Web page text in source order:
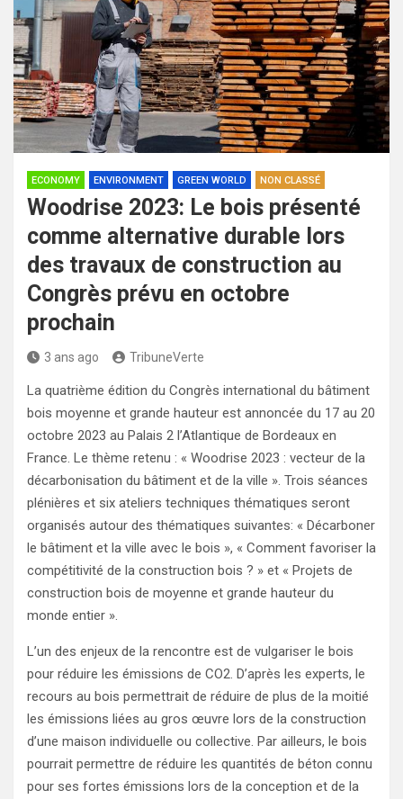
ECONOMY ENVIRONMENT GREEN WORLD NON CLASSÉ
Woodrise 2023: Le bois présenté
comme alternative durable lors
des travaux de construction au
Congrès prévu en octobre
prochain
3 ans ago TribuneVerte
La quatrième édition du Congrès international du bâtiment
bois moyenne et grande hauteur est annoncée du 17 au 20
octobre 2023 au Palais 2 l’Atlantique de Bordeaux en
France. Le thème retenu : « Woodrise 2023 : vecteur de la
décarbonisation du bâtiment et de la ville ». Trois séances
plénières et six ateliers techniques thématiques seront
organisés autour des thématiques suivantes: « Décarboner
le bâtiment et la ville avec le bois », « Comment favoriser la
compétitivité de la construction bois ? » et « Projets de
construction bois de moyenne et grande hauteur du
monde entier ».
L’un des enjeux de la rencontre est de vulgariser le bois
pour réduire les émissions de CO2. D’après les experts, le
recours au bois permettrait de réduire de plus de la moitié
les émissions liées au gros œuvre lors de la construction
d’une maison individuelle ou collective. Par ailleurs, le bois
pourrait permettre de réduire les quantités de béton connu
pour ses fortes émissions lors de la conception et de la